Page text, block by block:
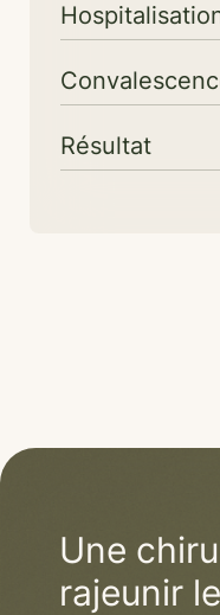
Résultat
Une
rajeunir